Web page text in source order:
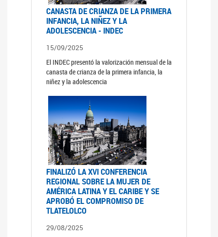
CANASTA DE CRIANZA DE LA PRIMERA
INFANCIA, LA NIÑEZ Y LA
ADOLESCENCIA - INDEC
15/09/2025
El INDEC presentó la valorización mensual de la
canasta de crianza de la primera infancia, la
niñez y la adolescencia
FINALIZÓ LA XVI CONFERENCIA
REGIONAL SOBRE LA MUJER DE
AMÉRICA LATINA Y EL CARIBE Y SE
APROBÓ EL COMPROMISO DE
TLATELOLCO
29/08/2025